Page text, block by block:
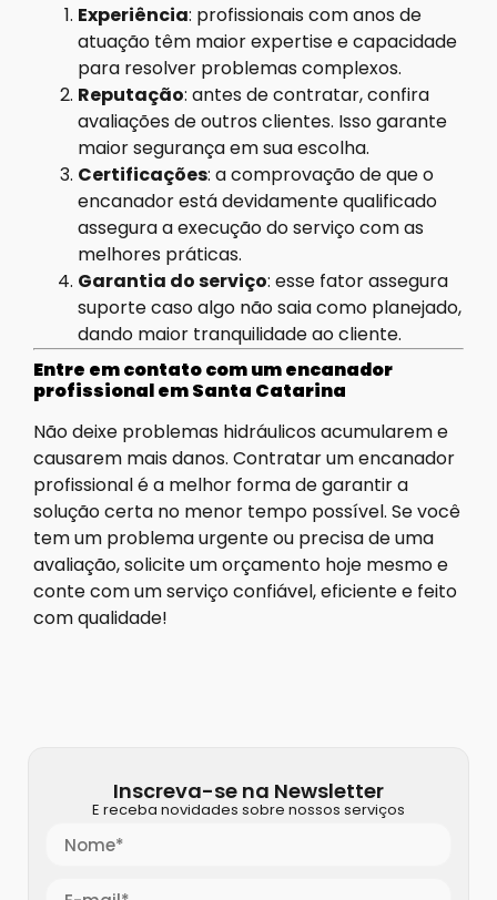
Experiência: profissionais com anos de
atuação têm maior expertise e capacidade
para resolver problemas complexos.
Reputação: antes de contratar, confira
avaliações de outros clientes. Isso garante
maior segurança em sua escolha.
Certificações: a comprovação de que o
encanador está devidamente qualificado
assegura a execução do serviço com as
melhores práticas.
Garantia do serviço: esse fator assegura
suporte caso algo não saia como planejado,
dando maior tranquilidade ao cliente.
Entre em contato com um encanador
profissional em Santa Catarina
Não deixe problemas hidráulicos acumularem e
causarem mais danos. Contratar um encanador
profissional é a melhor forma de garantir a
solução certa no menor tempo possível. Se você
tem um problema urgente ou precisa de uma
avaliação, solicite um orçamento hoje mesmo e
conte com um serviço confiável, eficiente e feito
com qualidade!
Inscreva-se na Newsletter
E receba novidades sobre nossos serviços